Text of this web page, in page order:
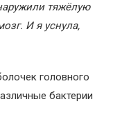
тяжёлую
И я уснула,
головного
бактерии